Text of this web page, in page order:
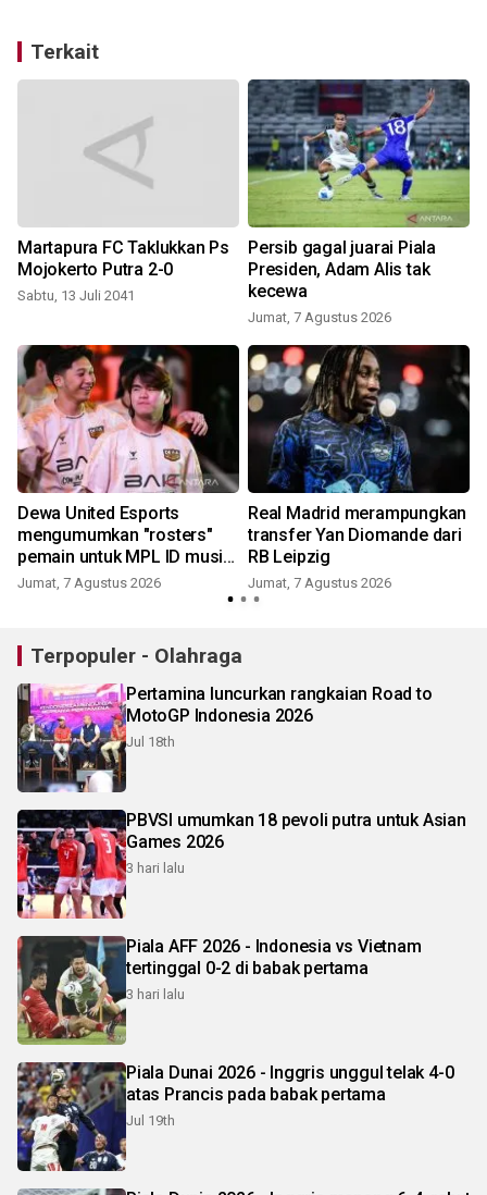
Terkait
Martapura FC Taklukkan Ps
Mojokerto Putra 2-0
Sabtu, 13 Juli 2041
Persib gagal juarai Piala
Presiden, Adam Alis tak
kecewa
Jumat, 7 Agustus 2026
Dewa United Esports
mengumumkan "rosters"
pemain untuk MPL ID musim
ke-18
Jumat, 7 Agustus 2026
Real Madrid merampungkan
transfer Yan Diomande dari
RB Leipzig
Jumat, 7 Agustus 2026
Terpopuler - Olahraga
Pertamina luncurkan rangkaian Road to
MotoGP Indonesia 2026
Jul 18th
PBVSI umumkan 18 pevoli putra untuk Asian
Games 2026
3 hari lalu
Piala AFF 2026 - Indonesia vs Vietnam
tertinggal 0-2 di babak pertama
3 hari lalu
Piala Dunai 2026 - Inggris unggul telak 4-0
atas Prancis pada babak pertama
Jul 19th